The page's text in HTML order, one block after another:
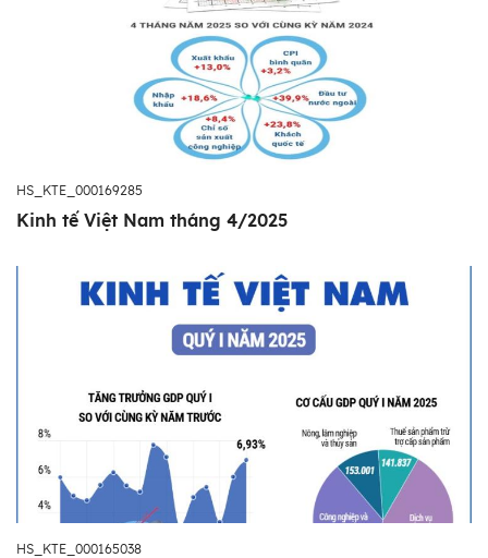
HS_KTE_000169285
Kinh tế Việt Nam tháng 4/2025
HS_KTE_000165038